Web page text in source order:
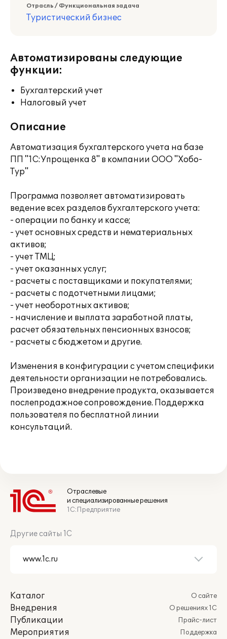
Отрасль / Функциональная задача
Туристический бизнес
Автоматизированы следующие
функции:
Бухгалтерский учет
Налоговый учет
Описание
Автоматизация бухгалтерского учета на базе
ПП "1C:Упрощенка 8" в компании ООО "Хобо-
Тур"
Программа позволяет автоматизировать
ведение всех разделов бухгалтерского учета:
- операции по банку и кассе;
- учет основных средств и нематериальных
активов;
- учет ТМЦ;
- учет оказанных услуг;
- расчеты с поставщиками и покупателями;
- расчеты с подотчетными лицами;
- учет необоротных активов;
- начисление и выплата заработной платы,
расчет обязательных пенсионных взносов;
- расчеты с бюджетом и другие.
Изменения в конфигурации с учетом специфики
деятельности организации не потребовались.
Произведено внедрение продукта, оказывается
послепродажное сопровождение. Поддержка
пользователя по бесплатной линии
консультаций.
Отраслевые
и специализированные решения
1С:Предприятие
Другие сайты 1С
Каталог
Внедрения
Публикации
Мероприятия
О сайте
О решениях 1С
Прайс-лист
Поддержка